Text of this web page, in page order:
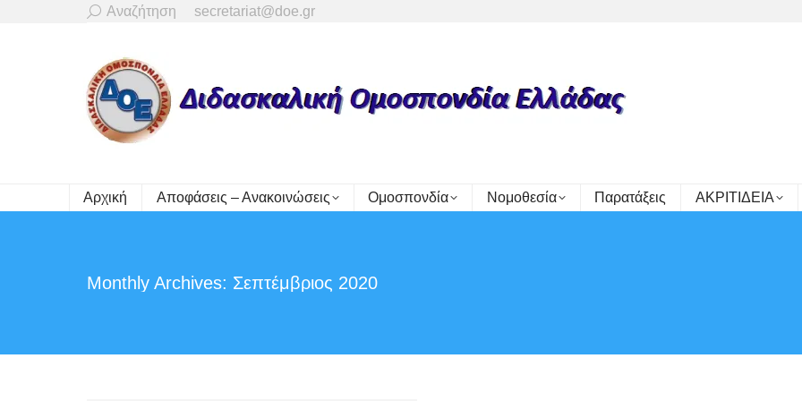
Search:
Αναζήτηση secretariat@doe.gr
Αρχική Αποφάσεις – Ανακοινώσεις Ομοσπονδία Νομοθεσία Παρατάξεις ΑΚΡΙΤΙΔΕΙΑ
Monthly Archives: Σεπτέμβριος 2020